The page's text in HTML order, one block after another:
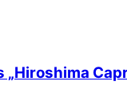
„Hiroshima